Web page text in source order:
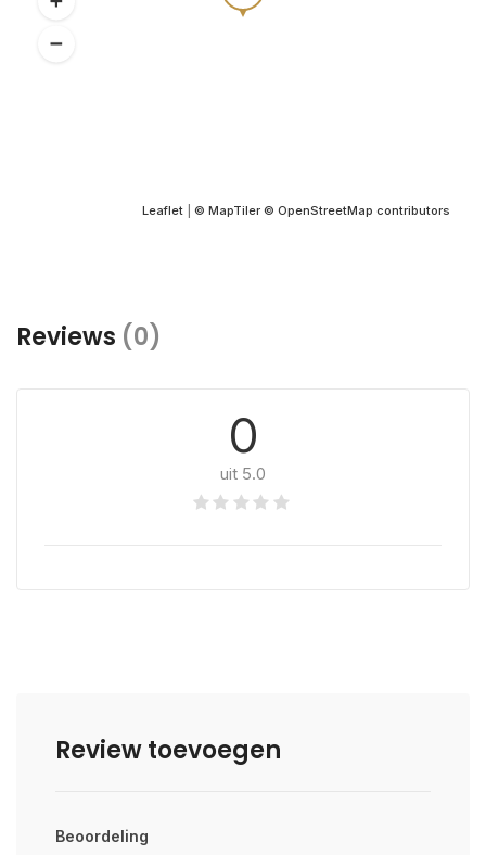
Leaflet © MapTiler © OpenStreetMap contributors
Reviews (0)
0
uit 5.0
Review toevoegen
Beoordeling